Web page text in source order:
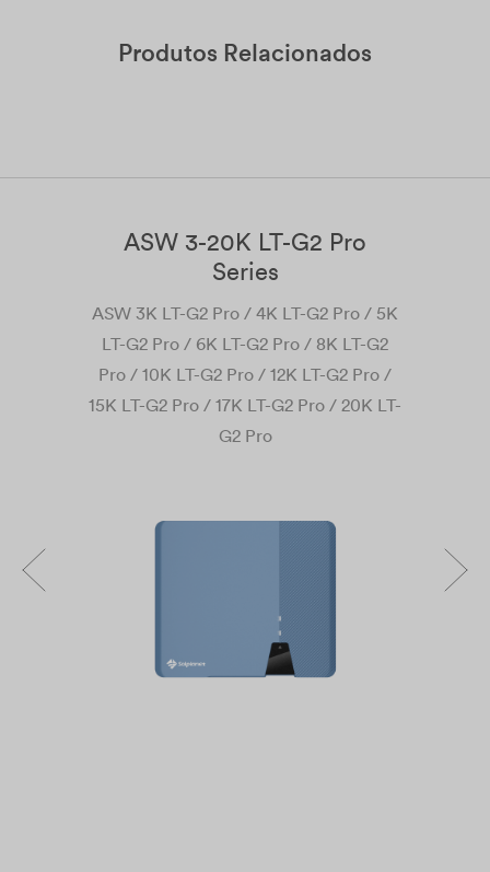
Produtos Relacionados
ASW 3-20K LT-G2 Pro
Series
ASW 3K LT-G2 Pro / 4K LT-G2 Pro / 5K
LT-G2 Pro / 6K LT-G2 Pro / 8K LT-G2
Pro / 10K LT-G2 Pro / 12K LT-G2 Pro /
15K LT-G2 Pro / 17K LT-G2 Pro / 20K LT-
G2 Pro